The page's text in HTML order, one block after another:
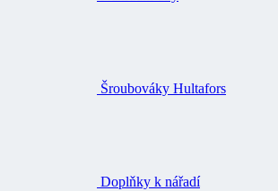
Šroubováky Hultafors
Doplňky k nářadí